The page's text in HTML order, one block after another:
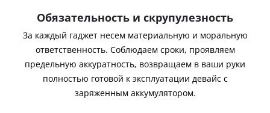
Обязательность и скрупулезность
За каждый гаджет несем материальную и моральную
ответственность. Соблюдаем сроки, проявляем
предельную аккуратность, возвращаем в ваши руки
полностью готовой к эксплуатации девайс с
заряженным аккумулятором.